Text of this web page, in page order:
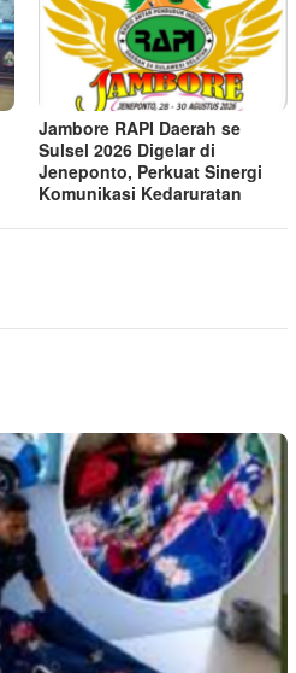
Jambore RAPI Daerah se
Sulsel 2026 Digelar di
Jeneponto, Perkuat Sinergi
Komunikasi Kedaruratan